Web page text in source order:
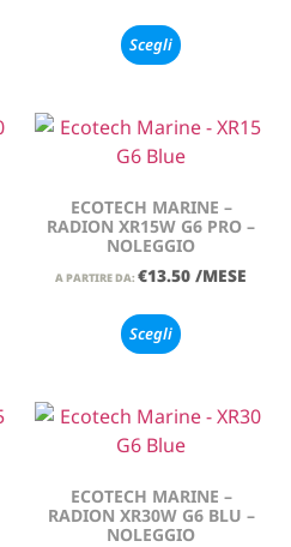
Scegli
ECOTECH MARINE –
RADION XR15W G6 PRO –
NOLEGGIO
A PARTIRE DA: €13.50 /MESE
Scegli
ECOTECH MARINE –
RADION XR30W G6 BLU –
NOLEGGIO